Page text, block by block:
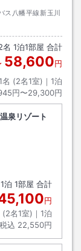
ス八幡平線新玉川
名 1泊1部屋 合計
58,600円
名 (2名1室)｜ 1泊
円〜29,300円
泉リゾート
1泊 1部屋 合計
円
(2名1室)｜ 1泊
税込 22,550円